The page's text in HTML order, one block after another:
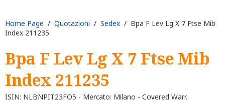
Home Page / Quotazioni / Sedex / Bpa F Lev Lg X 7 Ftse Mib
Index 211235
Bpa F Lev Lg X 7 Ftse Mib
Index 211235
ISIN: NLBNPIT23FO5 - Mercato: Milano - Covered Warr.